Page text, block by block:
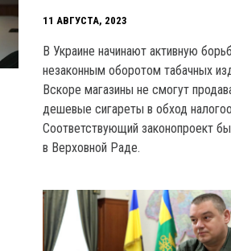
11 АВГУСТА, 2023
В Украине начинают активную
незаконным оборотом табачных
Вскоре магазины не смогут
дешевые сигареты в обход
Соответствующий законопроект
в Верховной Раде.